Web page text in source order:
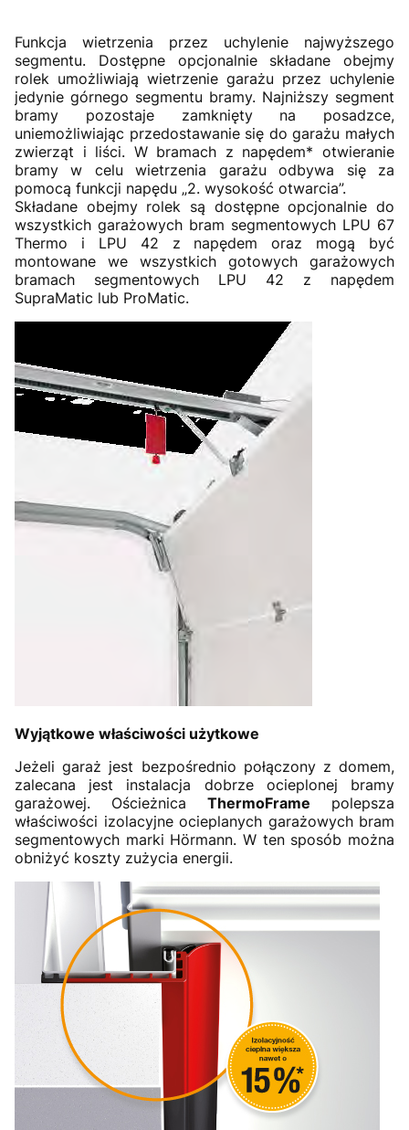
Funkcja wietrzenia przez uchylenie najwyższego
segmentu. Dostępne opcjonalnie składane obejmy
rolek umożliwiają wietrzenie garażu przez uchylenie
jedynie górnego segmentu bramy. Najniższy segment
bramy pozostaje zamknięty na posadzce,
uniemożliwiając przedostawanie się do garażu małych
zwierząt i liści. W bramach z napędem* otwieranie
bramy w celu wietrzenia garażu odbywa się za
pomocą funkcji napędu „2. wysokość otwarcia”.
Składane obejmy rolek są dostępne opcjonalnie do
wszystkich garażowych bram segmentowych LPU 67
Thermo i LPU 42 z napędem oraz mogą być
montowane we wszystkich gotowych garażowych
bramach segmentowych LPU 42 z napędem
SupraMatic lub ProMatic.
Wyjątkowe właściwości użytkowe
Jeżeli garaż jest bezpośrednio połączony z domem,
zalecana jest instalacja dobrze ocieplonej bramy
garażowej. Ościeżnica ThermoFrame polepsza
właściwości izolacyjne ocieplanych garażowych bram
segmentowych marki Hörmann. W ten sposób można
obniżyć koszty zużycia energii.